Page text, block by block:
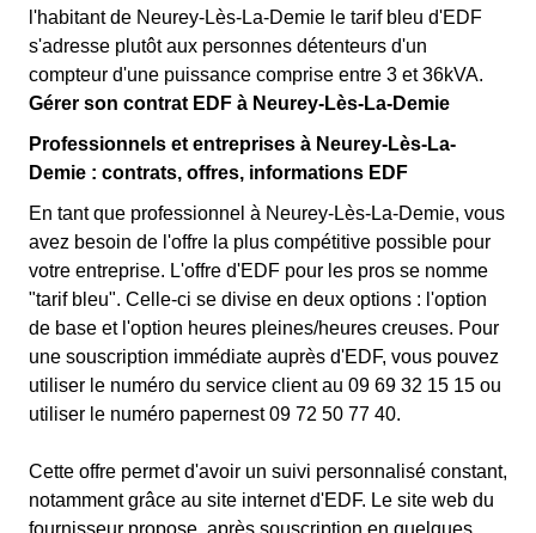
l'habitant de Neurey-Lès-La-Demie le tarif bleu d'EDF
s'adresse plutôt aux personnes détenteurs d'un
compteur d'une puissance comprise entre 3 et 36kVA.
Gérer son contrat EDF à Neurey-Lès-La-Demie
Professionnels et entreprises à Neurey-Lès-La-
Demie : contrats, offres, informations EDF
En tant que professionnel à Neurey-Lès-La-Demie, vous
avez besoin de l'offre la plus compétitive possible pour
votre entreprise. L'offre d'EDF pour les pros se nomme
"tarif bleu". Celle-ci se divise en deux options : l'option
de base et l'option heures pleines/heures creuses. Pour
une souscription immédiate auprès d'EDF, vous pouvez
utiliser le numéro du service client au 09 69 32 15 15 ou
utiliser le numéro papernest 09 72 50 77 40.
Cette offre permet d'avoir un suivi personnalisé constant,
notamment grâce au site internet d'EDF. Le site web du
fournisseur propose, après souscription en quelques